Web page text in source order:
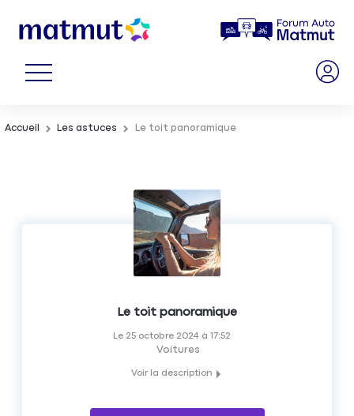
Accueil Les astuces Le toit panoramique
Le toit panoramique
Le 25 octobre 2024 à 17:52
Voitures
Voir la description